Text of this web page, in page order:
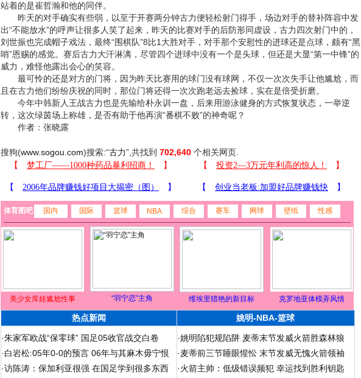
站着的是崔哲瀚和他的同伴。
昨天的对手确实有些弱，以至于开赛两分钟古力便轻松射门得手，场边对手的替补阵容中发
出“不能放水”的呼声让很多人笑了起来，昨天的比赛对手的后防形同虚设，古力四次射门中的，
刘世振也完成帽子戏法，最终“围棋队”8比1大胜对手，对手那个安慰性的进球还是点球，颇有“黑
哨”恩赐的感觉。赛后古力大汗淋漓，尽管四个进球中没有一个是头球，但还是大显“第一中锋”的
威力，难怪他露出会心的笑容。
最可怜的还是对方的门将，因为昨天比赛用的球门没有球网，不仅一次次失手让他尴尬，而
且在古力他们纷纷庆祝的同时，那位门将还得一次次跑老远去捡球，实在是倍受折磨。
今年中韩新人王战古力也是先输给朴永训一盘，后来用游泳健身的方式恢复状态，一举逆
转，这次绿茵场上称雄，是否有助于他再演“番棋不败”的神奇呢？
作者：张晓露
搜狗(www.sogou.com)搜索:“古力”,共找到 702,640 个相关网页.
体育图吧 国内 国际 篮球 NBA 综合 赛车 网球 壁纸 性感
美少女库娃尴尬性事 “羽宁恋”主角 维埃里猎艳的新目标 克罗地亚体模弄风情
热点新闻 姚明-NBA-篮球
·朱家军欧战“保零球” 国足05收官战交白卷
·白岩松:05年0-0的预言 06年与其麻木毋宁恨
·访陈涛：保加利亚很强 在国足学到很多东西
·姚明陷犯规陷阱 麦蒂末节发威火箭胜森林狼
·麦蒂前三节睡眼惺忪 末节发威无愧火箭领袖
·火箭主帅：低级错误频犯 幸运找到胜利钥匙